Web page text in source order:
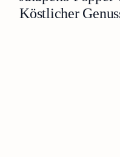
Köstlicher